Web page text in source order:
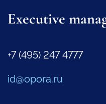
Executive
+7 (495) 247 4777
id@opora.ru